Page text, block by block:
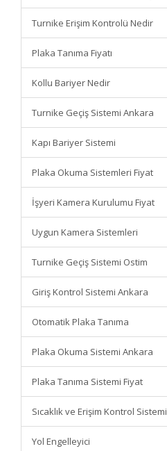
Turnike Erişim Kontrolü Nedir
Plaka Tanıma Fiyatı
Kollu Bariyer Nedir
Turnike Geçiş Sistemi Ankara
Kapı Bariyer Sistemi
Plaka Okuma Sistemleri Fiyat
İşyeri Kamera Kurulumu Fiyat
Uygun Kamera Sistemleri
Turnike Geçiş Sistemi Ostim
Giriş Kontrol Sistemi Ankara
Otomatik Plaka Tanıma
Plaka Okuma Sistemi Ankara
Plaka Tanıma Sistemi Fiyat
Sıcaklık ve Erişim Kontrol Sistemi
Yol Engelleyici